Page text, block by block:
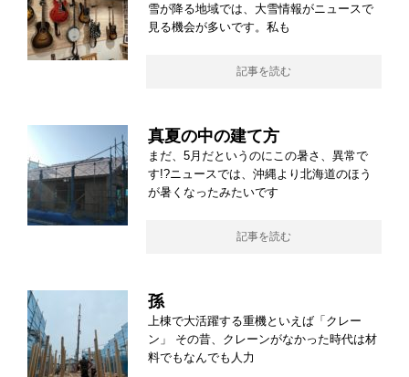
雪が降る地域では、大雪情報がニュースで
見る機会が多いです。私も
記事を読む
真夏の中の建て方
まだ、5月だというのにこの暑さ、異常で
す!?ニュースでは、沖縄より北海道のほう
が暑くなったみたいです
記事を読む
孫
上棟で大活躍する重機といえば「クレー
ン」 その昔、クレーンがなかった時代は材
料でもなんでも人力